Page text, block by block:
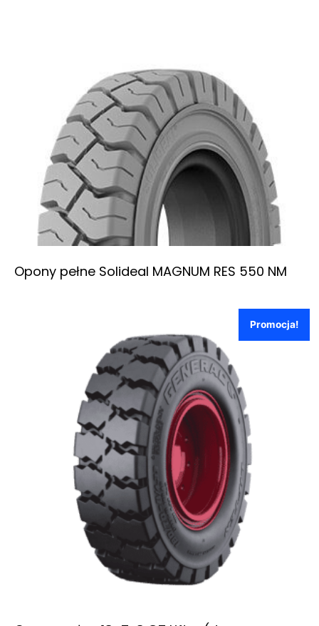
Opony pełne Solideal MAGNUM RES 550 NM
Promocja!